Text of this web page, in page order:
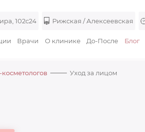
102с24 Рижская / Алексеевская
Врачи О клинике До-После Блог
Уход за лицом